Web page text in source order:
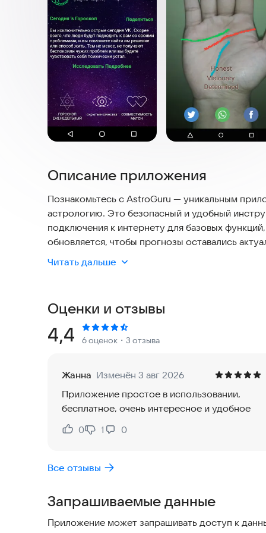
Описание приложения
Познакомьтесь с AstroGuru — уникальным
астрологию. Это безопасный и удобный
подключения к интернету для базовых
обновляется, чтобы прогнозы оставались
предсказания, используя бесплатную
гороскоп. Мы предоставляем
астрологии, хиромантии, гороскопа, кундали и
Узнайте о своем текущем состоянии,
всех показателей. Наша астрология, подобная
Встали ли звезды на вашу сторону? Успешно
внимания здоровью? Будет ли счастливой
★ Гороскоп и астрология: никогда не
ежедневному гороскопу, показывающему
Читать дальше
Оценки и отзывы
Рейтинг:
4,4 6 оценок ・3 отзыва
Жанна Изменён 3 авг 2026
Приложение простое в использовании,
бесплатное, очень интересное и удобное
Нравится:
0
Не нравится:
1 0
Все отзывы
Запрашиваемые данные
Приложение может запрашивать доступ к